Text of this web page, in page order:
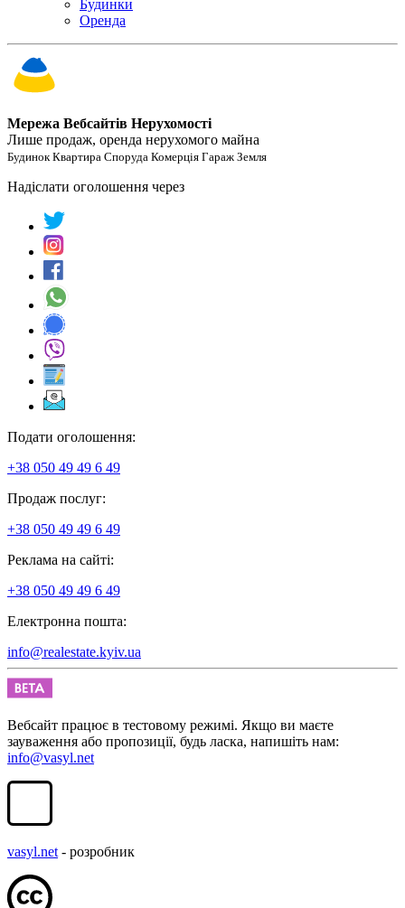
Будинки
Оренда
Мережа Вебсайтів Нерухомості
Лише продаж, оренда нерухомого майна
Будинок Квартира Споруда Комерція Гараж Земля
Надіслати оголошення через
Подати оголошення:
+38 050 49 49 6 49
Продаж послуг:
+38 050 49 49 6 49
Реклама на сайті:
+38 050 49 49 6 49
Електронна пошта:
info@realestate.kyiv.ua
Вебсайт працює в тестовому режимі. Якщо ви маєте
зауваження або пропозиції, будь ласка, напишіть нам:
info@vasyl.net
vasyl.net - розробник